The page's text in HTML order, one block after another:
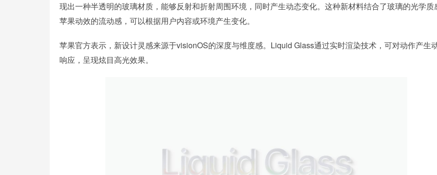
现出一种半透明的玻璃材质，能够反射和折射周围环境，同时产生动态变化。这种新材料结合了玻璃的光学质
苹果动效的流动感，可以根据用户内容或环境产生变化。
苹果官方表示，新设计灵感来源于visionOS的深度与维度感。Liquid Glass通过实时渲染技术，可对动作产生
响应，呈现炫目高光效果。